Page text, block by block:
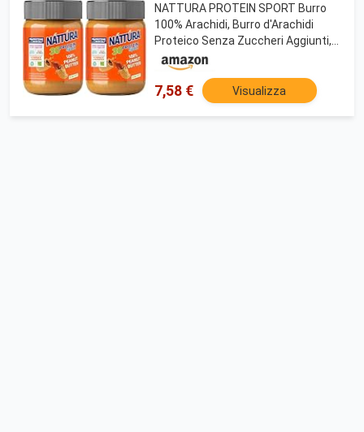
NATTURA PROTEIN SPORT Burro
100% Arachidi, Burro d'Arachidi
Proteico Senza Zuccheri Aggiunti,
Crema Proteica Senza Glutine,
100% Naturale, 28% di Proteine,
350g (Confezione da 2)
7,58 € Visualizza